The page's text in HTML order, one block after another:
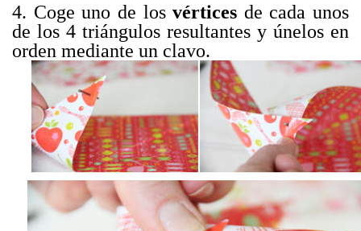
4. Coge uno de losvértices de cada unos
de los 4 triángulos resultantes y únelos en
orden mediante un clavo.